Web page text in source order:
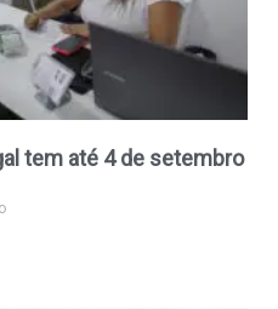
tem até 4 de setembro